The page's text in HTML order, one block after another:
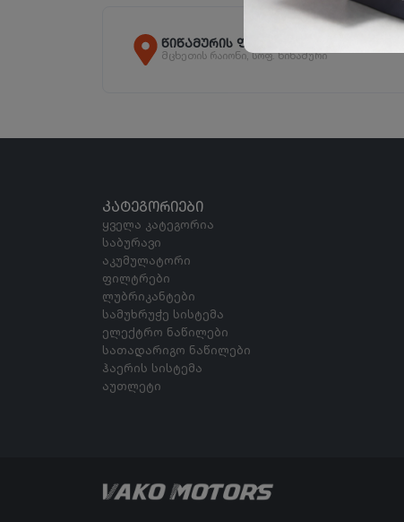
წიწამურის ფილიალი
მცხეთის რაიონი, სოფ. წიწამური
ᲙᲐᲢᲔᲒᲝᲠᲘᲔᲑᲘ
ყველა კატეგორია
საბურავი
აკუმულატორი
ფილტრები
ლუბრიკანტები
სამუხრუჭე სისტემა
ელექტრო ნაწილები
სათადარიგო ნაწილები
ჰაერის სისტემა
აუთლეტი